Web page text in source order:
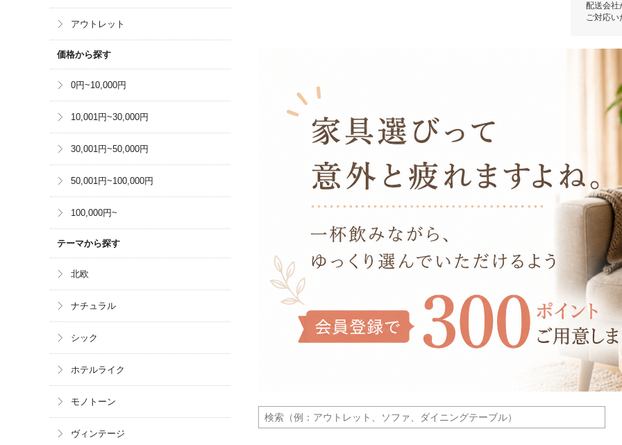
配送会社
ご対応い
アウトレット
価格から探す
0円~10,000円
10,001円~30,000円
30,001円~50,000円
50,001円~100,000円
100,000円~
テーマから探す
北欧
ナチュラル
シック
ホテルライク
モノトーン
ヴィンテージ